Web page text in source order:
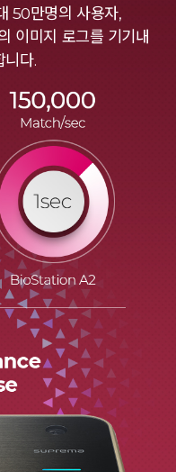
50만명의 사용자,
이미지 로그를 기기내
니다.